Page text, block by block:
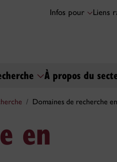
Infos pour Liens
À propos du
Domaines de recherche
en